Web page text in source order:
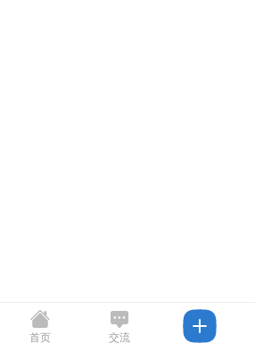
首页 交流